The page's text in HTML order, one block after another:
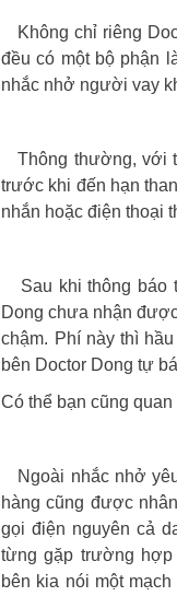
Không chỉ riêng
đều có một bộ phận
nhắc nhở người vay
Thông thường, với
trước khi đến hạn
nhắn hoặc điện thoại
Sau khi thông báo
Dong chưa nhận
chậm. Phí này thì
bên Doctor Dong tự
Có thể bạn cũng
Ngoài nhắc nhở
hàng cũng được
gọi điện nguyên cả
từng gặp trường hợp
bên kia nói một